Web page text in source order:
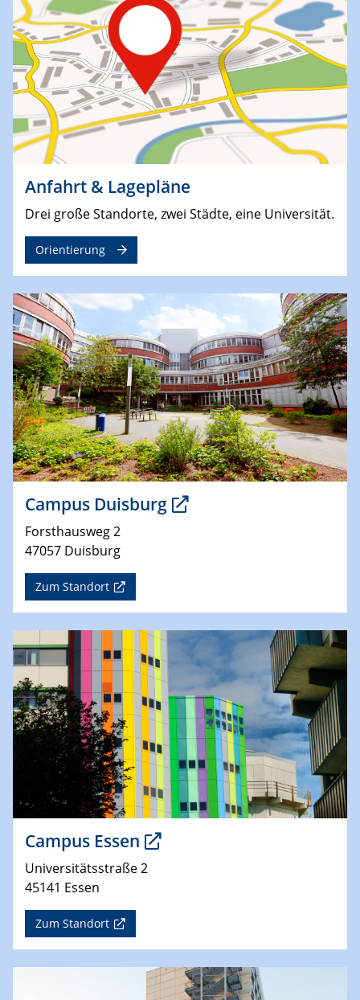
Anfahrt & Lagepläne
Drei große Standorte, zwei Städte, eine Universität.
Orientierung
Campus Duisburg
Forsthausweg 2
47057 Duisburg
Zum Standort
Campus Essen
Universitätsstraße 2
45141 Essen
Zum Standort